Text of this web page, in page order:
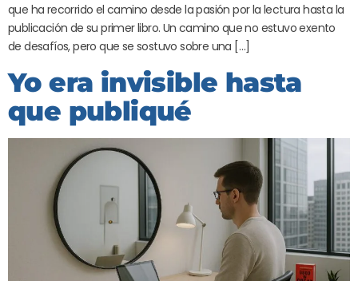
que ha recorrido el camino desde la pasión por la lectura hasta la
publicación de su primer libro. Un camino que no estuvo exento
de desafíos, pero que se sostuvo sobre una […]
Yo era invisible hasta
que publiqué